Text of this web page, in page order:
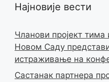
Најновије вести
Чланови пројект тима
Новом Саду
истраживање на
Састанак партнера